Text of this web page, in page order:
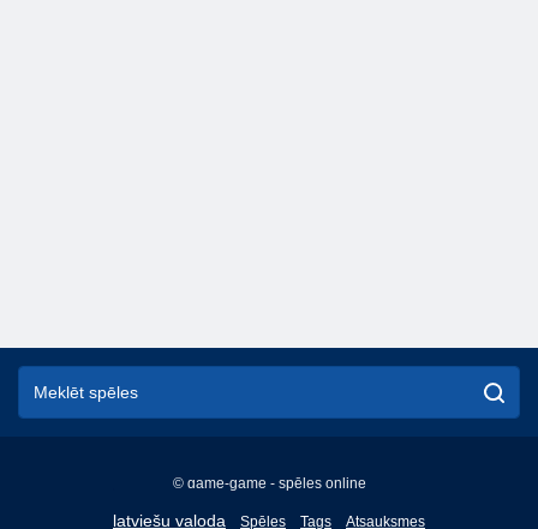
© game-game - spēles online
latviešu valoda
English
Spēles Tags Atsauksmes